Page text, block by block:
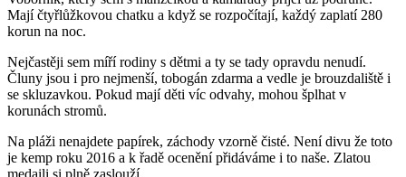
Mají čtyřlůžkovou chatku a když se rozpočítají, každý zaplatí 280
korun na noc.
Nejčastěji sem míří rodiny s dětmi a ty se tady opravdu nenudí.
Čluny jsou i pro nejmenší, tobogán zdarma a vedle je brouzdaliště i
se skluzavkou. Pokud mají děti víc odvahy, mohou šplhat v
korunách stromů.
Na pláži nenajdete papírek, záchody vzorně čisté. Není divu že toto
je kemp roku 2016 a k řadě ocenění přidáváme i to naše. Zlatou
medaili si plně zaslouží.